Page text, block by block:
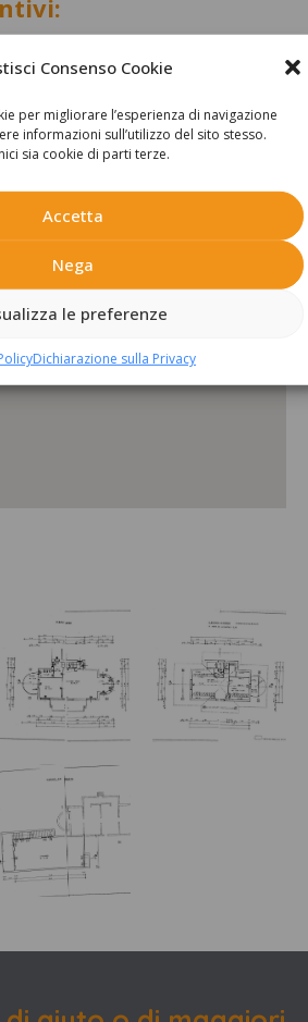
Consenso Cookie
per migliorare l’esperienza di navigazione
informazioni sull’utilizzo del sito stesso.
sia cookie di parti terze.
Accetta
Nega
le preferenze
Dichiarazione sulla Privacy